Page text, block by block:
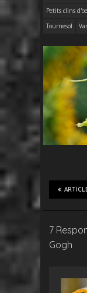
Petits clins
Tournesol
7
Gogh